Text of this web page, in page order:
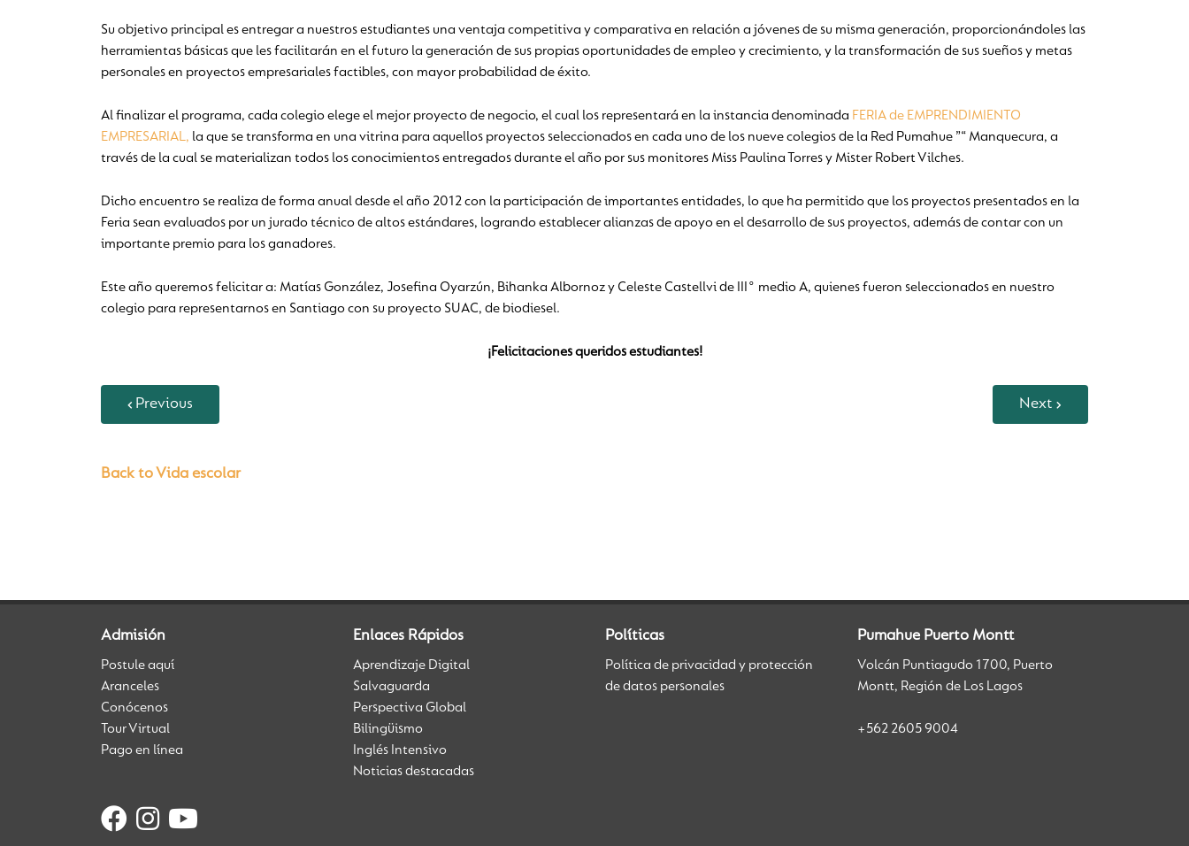
Su objetivo principal es entregar a nuestros estudiantes una ventaja competitiva y comparativa en relación a jóvenes de su misma generación, proporcionándoles las
herramientas básicas que les facilitarán en el futuro la generación de sus propias oportunidades de empleo y crecimiento, y la transformación de sus sueños y metas
personales en proyectos empresariales factibles, con mayor probabilidad de éxito.
Al finalizar el programa, cada colegio elege el mejor proyecto de negocio, el cual los representará en la instancia denominada FERIA de EMPRENDIMIENTO
EMPRESARIAL, la que se transforma en una vitrina para aquellos proyectos seleccionados en cada uno de los nueve colegios de la Red Pumahue ”“ Manquecura, a
través de la cual se materializan todos los conocimientos entregados durante el año por sus monitores Miss Paulina Torres y Mister Robert Vilches.
Dicho encuentro se realiza de forma anual desde el año 2012 con la participación de importantes entidades, lo que ha permitido que los proyectos presentados en la
Feria sean evaluados por un jurado técnico de altos estándares, logrando establecer alianzas de apoyo en el desarrollo de sus proyectos, además de contar con un
importante premio para los ganadores.
Este año queremos felicitar a: Matías González, Josefina Oyarzún, Bihanka Albornoz y Celeste Castellvi de III° medio A, quienes fueron seleccionados en nuestro
colegio para representarnos en Santiago con su proyecto SUAC, de biodiesel.
¡Felicitaciones queridos estudiantes!
Previous Next
Back to Vida escolar
Admisión
Postule aquí
Aranceles
Conócenos
Tour Virtual
Pago en línea
Enlaces Rápidos
Aprendizaje Digital
Salvaguarda
Perspectiva Global
Bilingüismo
Inglés Intensivo
Noticias destacadas
Políticas
Política de privacidad y protección
de datos personales
Pumahue Puerto Montt
Volcán Puntiagudo 1700, Puerto
Montt, Región de Los Lagos
+562 2605 9004